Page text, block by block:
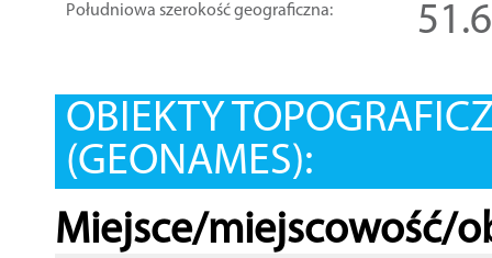
Południowa szerokość geograficzna:
OBIEKTY
(GEONAMES):
Miejsce/miejscowość/